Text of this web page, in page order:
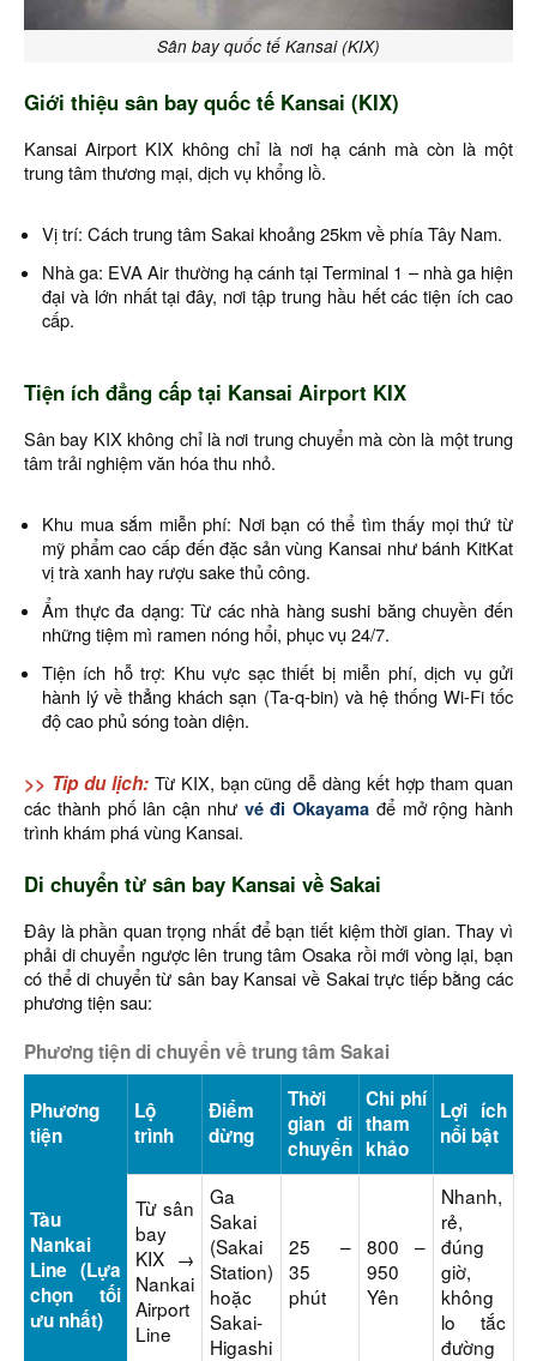
Sân bay quốc tế Kansai (KIX)
Giới thiệu sân bay quốc tế Kansai (KIX)
Kansai Airport KIX không chỉ là nơi hạ cánh mà còn là một
trung tâm thương mại, dịch vụ khổng lồ.
Vị trí: Cách trung tâm Sakai khoảng 25km về phía Tây Nam.
Nhà ga: EVA Air thường hạ cánh tại Terminal 1 – nhà ga hiện
đại và lớn nhất tại đây, nơi tập trung hầu hết các tiện ích cao
cấp.
Tiện ích đẳng cấp tại Kansai Airport KIX
Sân bay KIX không chỉ là nơi trung chuyển mà còn là một trung
tâm trải nghiệm văn hóa thu nhỏ.
Khu mua sắm miễn phí: Nơi bạn có thể tìm thấy mọi thứ từ
mỹ phẩm cao cấp đến đặc sản vùng Kansai như bánh KitKat
vị trà xanh hay rượu sake thủ công.
Ẩm thực đa dạng: Từ các nhà hàng sushi băng chuyền đến
những tiệm mì ramen nóng hổi, phục vụ 24/7.
Tiện ích hỗ trợ: Khu vực sạc thiết bị miễn phí, dịch vụ gửi
hành lý về thẳng khách sạn (Ta-q-bin) và hệ thống Wi-Fi tốc
độ cao phủ sóng toàn diện.
>> Tip du lịch: Từ KIX, bạn cũng dễ dàng kết hợp tham quan
các thành phố lân cận nhưvé đi Okayama để mở rộng hành
trình khám phá vùng Kansai.
Di chuyển từ sân bay Kansai về Sakai
Đây là phần quan trọng nhất để bạn tiết kiệm thời gian. Thay vì
phải di chuyển ngược lên trung tâm Osaka rồi mới vòng lại, bạn
có thể di chuyển từ sân bay Kansai về Sakai trực tiếp bằng các
phương tiện sau:
Phương tiện di chuyển về trung tâm Sakai
Phương
tiện
Lộ
trình
Điểm
dừng
Thời
gian di
chuyển
Chi phí
tham
khảo
Lợi ích
nổi bật
Tàu
Nankai
Line (Lựa
chọn tối
ưu nhất)
Từ sân
bay
KIX →
Nankai
Airport
Line
Ga
Sakai
(Sakai
Station)
hoặc
Sakai-
Higashi
25 –
35
phút
800 –
950
Yên
Nhanh,
rẻ,
đúng
giờ,
không
lo tắc
đường